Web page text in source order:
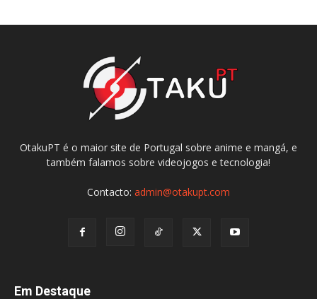
OtakuPT é o maior site de Portugal sobre anime e mangá, e
também falamos sobre videojogos e tecnologia!
Contacto: admin@otakupt.com
Em Destaque